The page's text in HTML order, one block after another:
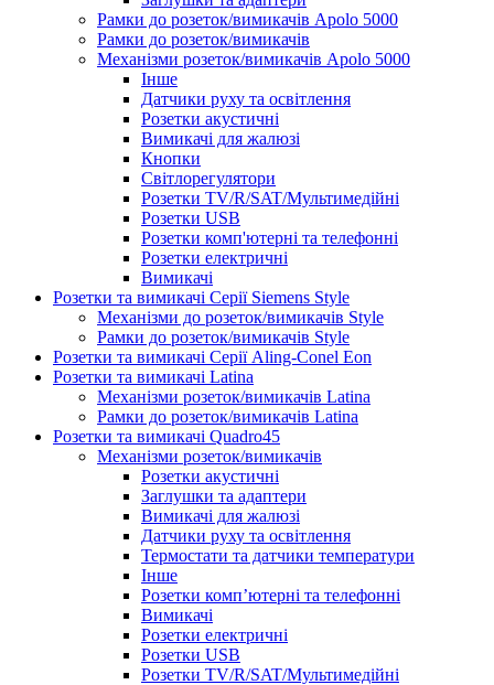
Рамки до розеток/вимикачів Apolo 5000
Рамки до розеток/вимикачів
Механізми розеток/вимикачів Apolo 5000
Інше
Датчики руху та освітлення
Розетки акустичні
Вимикачі для жалюзі
Кнопки
Світлорегулятори
Розетки TV/R/SAT/Мультимедійні
Розетки USB
Розетки комп'ютерні та телефонні
Розетки електричні
Вимикачі
Розетки та вимикачі Серії Siemens Style
Механізми до розеток/вимикачів Style
Рамки до розеток/вимикачів Style
Розетки та вимикачі Серії Aling-Conel Eon
Розетки та вимикачі Latina
Механізми розеток/вимикачів Latina
Рамки до розеток/вимикачів Latina
Розетки та вимикачі Quadro45
Механізми розеток/вимикачів
Розетки акустичні
Заглушки та адаптери
Вимикачі для жалюзі
Датчики руху та освітлення
Термостати та датчики температури
Інше
Розетки комп’ютерні та телефонні
Вимикачі
Розетки електричні
Розетки USB
Розетки TV/R/SAT/Мультимедійні